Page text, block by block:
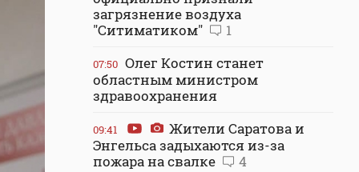
загрязнение воздуха
"Ситиматиком"
1
07:50 Олег Костин станет
областным министром
здравоохранения
09:41
Жители Саратова и
Энгельса задыхаются из-за
пожара на свалке
4